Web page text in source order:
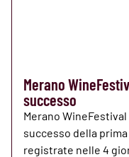
Merano
successo
Merano WineFestival
successo della
registrate nelle 4